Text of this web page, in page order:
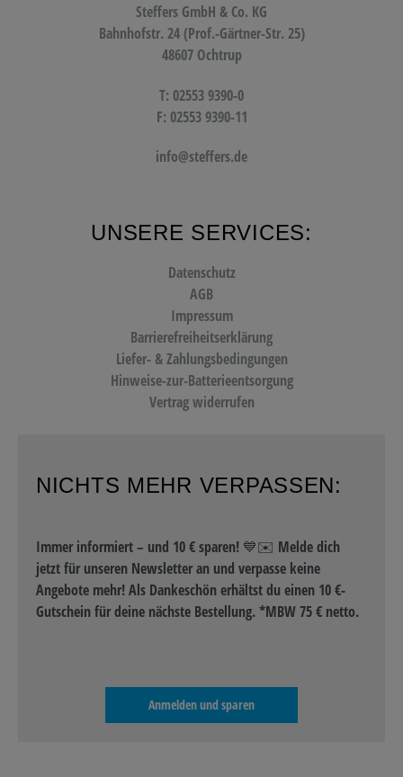
Steffers GmbH & Co. KG
Bahnhofstr. 24 (Prof.-Gärtner-Str. 25)
48607 Ochtrup
T: 02553 9390-0
F: 02553 9390-11
info@steffers.de
UNSERE SERVICES:
Datenschutz
AGB
Impressum
Barrierefreiheitserklärung
Liefer- & Zahlungsbedingungen
Hinweise-zur-Batterieentsorgung
Vertrag widerrufen
NICHTS MEHR VERPASSEN:
Immer informiert – und 10 € sparen! 💙✉️ Melde dich
jetzt für unseren Newsletter an und verpasse keine
Angebote mehr! Als Dankeschön erhältst du einen 10 €-
Gutschein für deine nächste Bestellung. *MBW 75 € netto.
Anmelden und sparen